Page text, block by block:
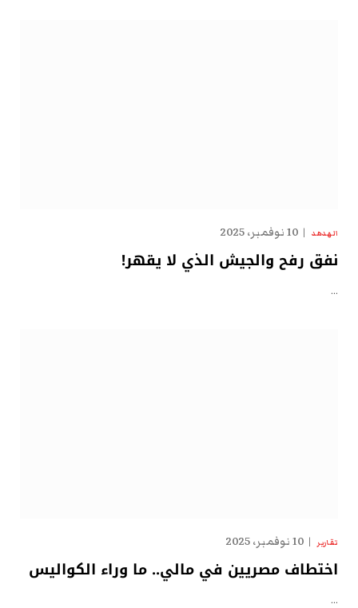
الهدهد 10 نوفمبر، 2025
نفق رفح والجيش الذي لا يقهر!
…
تقارير 10 نوفمبر، 2025
اختطاف مصريين في مالي.. ما وراء الكواليس
…